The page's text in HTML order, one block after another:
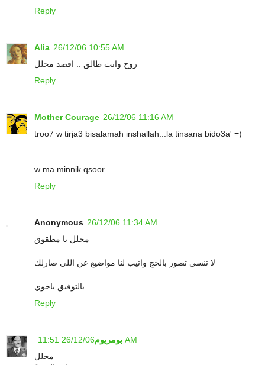
Reply
Alia 26/12/06 10:55 AM
روح وانت طالق .. اقصد محلل
Reply
Mother Courage 26/12/06 11:16 AM
troo7 w tirja3 bisalamah inshallah...la tinsana bido3a' =)
w ma minnik qsoor
Reply
Anonymous 26/12/06 11:34 AM
محلل يا مطقوق
لا تنسى تصور بالحج واتيب لنا مواضيع عن اللي صارلك
بالتوفيق ياخوي
Reply
بومريوم 26/12/06 11:51 AM
محلل